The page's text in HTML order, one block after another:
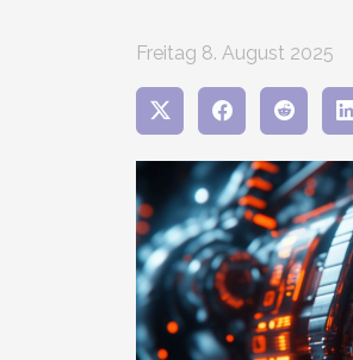
Freitag 8. August 2025